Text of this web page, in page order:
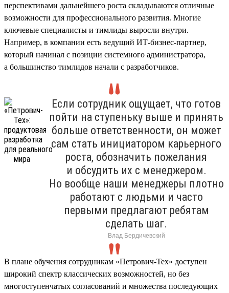
перспективами дальнейшего роста складываются отличные
возможности для профессионального развития. Многие
ключевые специалисты и тимлиды выросли внутри.
Например, в компании есть ведущий ИТ-бизнес-партнер,
который начинал с позиции системного администратора,
а большинство тимлидов начали с разработчиков.
Если сотрудник ощущает, что готов
пойти на ступеньку выше и принять
больше ответственности, он может
сам стать инициатором карьерного
роста, обозначить пожелания
и обсудить их с менеджером.
Но вообще наши менеджеры плотно
работают с людьми и часто
первыми предлагают ребятам
сделать шаг.
Влад Бердичевский
В плане обучения сотрудникам «Петрович-Тех» доступен
широкий спектр классических возможностей, но без
многоступенчатых согласований и множества последующих